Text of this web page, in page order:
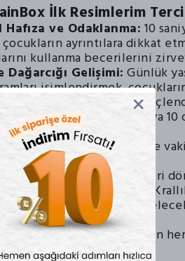
İlk Resimlerim
Hafıza ve Odaklanma: 10
ayrıntılara dikkat
kullanma becerilerini
Dağarcığı Gelişimi: Günlük
isimlendirmek,
ifade etme yeteneğini
ve Eğlenceli Yarışma: 5 veya
sıkılmadan oynanabilir.
başına ister ailece keyifle
Dostu Seçim:En az %70 geri
üretilen bu Birleşik
sürdürülebilir bir
gözlemcisi kim?
Resimlerim ile hem öğrenin
çıkarın!